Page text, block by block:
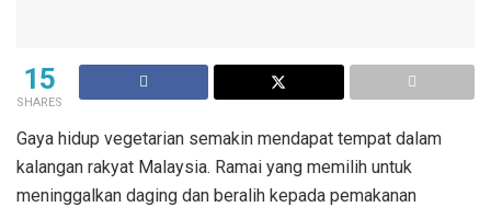
15
SHARES
Gaya hidup vegetarian semakin mendapat tempat dalam
kalangan rakyat Malaysia. Ramai yang memilih untuk
meninggalkan daging dan beralih kepada pemakanan